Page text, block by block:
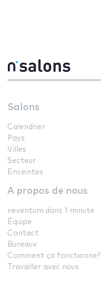
Salons
Calendrier
Pays
Villes
Secteur
Enceintes
A propos de nous
neventum dans 1 minute
Équipe
Contact
Bureaux
Comment ça fonctionne?
Travailler avec nous